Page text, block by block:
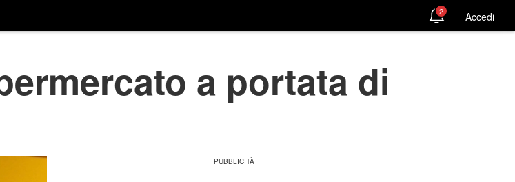
2 Accedi
a portata di